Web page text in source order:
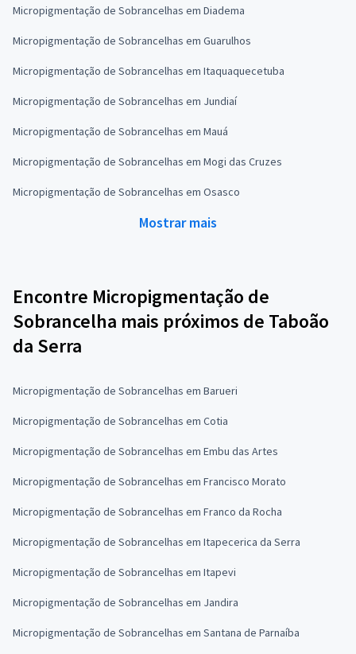
Micropigmentação de Sobrancelhas em Diadema
Micropigmentação de Sobrancelhas em Guarulhos
Micropigmentação de Sobrancelhas em Itaquaquecetuba
Micropigmentação de Sobrancelhas em Jundiaí
Micropigmentação de Sobrancelhas em Mauá
Micropigmentação de Sobrancelhas em Mogi das Cruzes
Micropigmentação de Sobrancelhas em Osasco
Mostrar mais
Encontre Micropigmentação de
Sobrancelha mais próximos de Taboão
da Serra
Micropigmentação de Sobrancelhas em Barueri
Micropigmentação de Sobrancelhas em Cotia
Micropigmentação de Sobrancelhas em Embu das Artes
Micropigmentação de Sobrancelhas em Francisco Morato
Micropigmentação de Sobrancelhas em Franco da Rocha
Micropigmentação de Sobrancelhas em Itapecerica da Serra
Micropigmentação de Sobrancelhas em Itapevi
Micropigmentação de Sobrancelhas em Jandira
Micropigmentação de Sobrancelhas em Santana de Parnaíba